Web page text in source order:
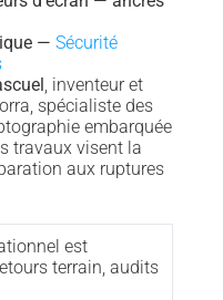
— Sécurité
, inventeur et
spécialiste des
embarquée
travaux visent la
aux ruptures
est
terrain, audits